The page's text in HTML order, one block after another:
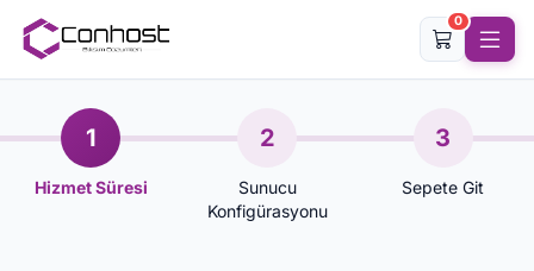
0
1
Hizmet Süresi
2
Sunucu
Konfigürasyonu
3
Sepete Git